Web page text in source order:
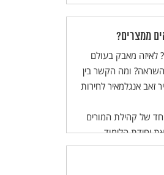
ממצרים?
לאיזה מאבק בעולם
השראה? ומה הקשר בין
זאב אנגלמאיר לחירות
של קהילת המורים
יחידת הלימוד
הסכת שהופקה במיוחד